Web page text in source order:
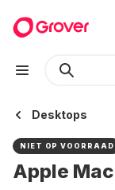
Desktops
NIET OP VOORRAAD
Apple